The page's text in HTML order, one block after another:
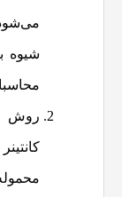
شیوه
روش